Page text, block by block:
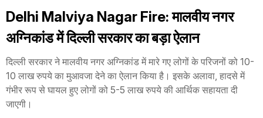
Delhi Malviya Nagar Fire: मालवीय नगर
अग्निकांड में दिल्ली सरकार का बड़ा ऐलान
दिल्ली सरकार ने मालवीय नगर अग्निकांड में मारे गए लोगों के परिजनों को 10-
10 लाख रुपये का मुआवजा देने का ऐलान किया है। इसके अलावा, हादसे में
गंभीर रूप से घायल हुए लोगों को 5-5 लाख रुपये की आर्थिक सहायता दी
जाएगी।